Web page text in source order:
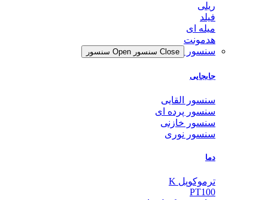
ریلی
فیلد
میله ای
هدمونت
سنسور
Close سنسور Open سنسور
جابجایی
سنسور القایی
سنسور پرده ای
سنسور خازنی
سنسور نوری
دما
ترموکوپل K
PT100